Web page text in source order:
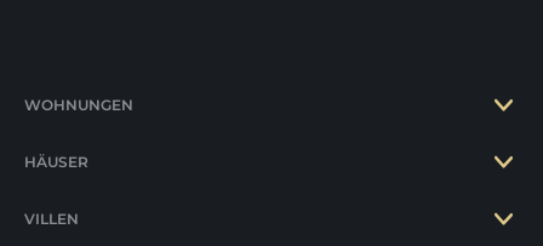
WOHNUNGEN
HÄUSER
VILLEN